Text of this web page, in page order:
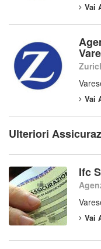
Vai
Vai
Ulteriori
Ifc
Vai